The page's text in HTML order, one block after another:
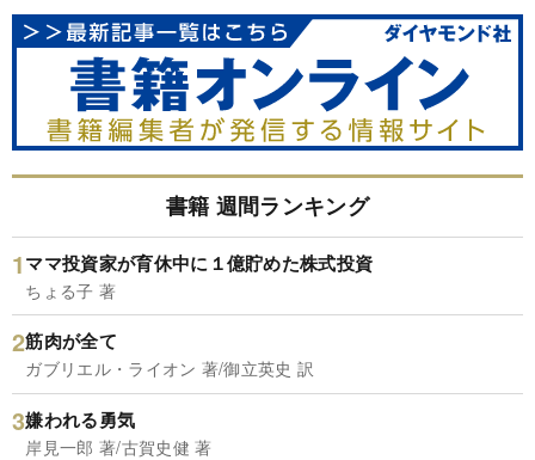
書籍 週間ランキング
ママ投資家が育休中に１億貯めた株式投資
ちょる子 著
筋肉が全て
ガブリエル・ライオン 著/御立英史 訳
嫌われる勇気
岸見一郎 著/古賀史健 著